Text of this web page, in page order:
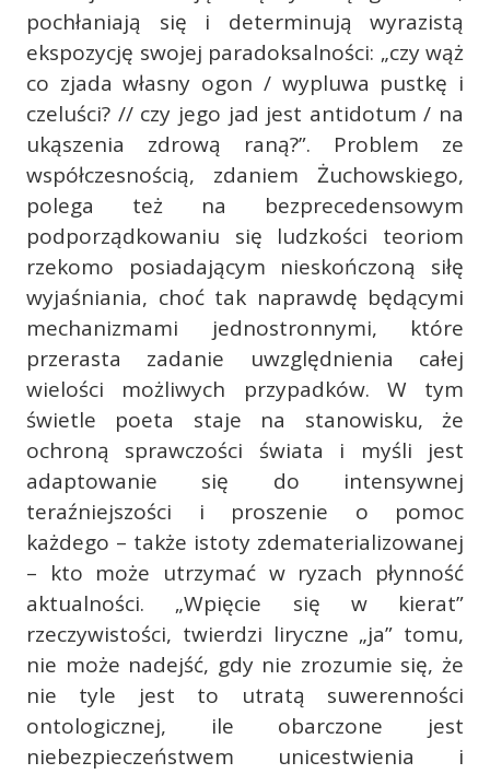
pochłaniają się i determinują wyrazistą
ekspozycję swojej paradoksalności: „czy wąż
co zjada własny ogon / wypluwa pustkę i
czeluści? // czy jego jad jest antidotum / na
ukąszenia zdrową raną?”. Problem ze
współczesnością, zdaniem Żuchowskiego,
polega też na bezprecedensowym
podporządkowaniu się ludzkości teoriom
rzekomo posiadającym nieskończoną siłę
wyjaśniania, choć tak naprawdę będącymi
mechanizmami jednostronnymi, które
przerasta zadanie uwzględnienia całej
wielości możliwych przypadków. W tym
świetle poeta staje na stanowisku, że
ochroną sprawczości świata i myśli jest
adaptowanie się do intensywnej
teraźniejszości i proszenie o pomoc
każdego – także istoty zdematerializowanej
– kto może utrzymać w ryzach płynność
aktualności. „Wpięcie się w kierat”
rzeczywistości, twierdzi liryczne „ja” tomu,
nie może nadejść, gdy nie zrozumie się, że
nie tyle jest to utratą suwerenności
ontologicznej, ile obarczone jest
niebezpieczeństwem unicestwienia i